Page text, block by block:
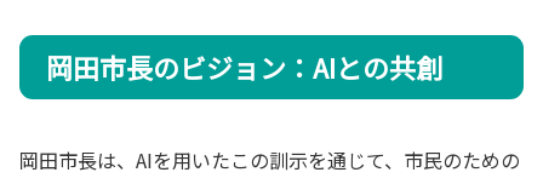
岡田市長のビジョン：AIとの共創
岡田市長は、AIを用いたこの訓示を通じて、市民のための